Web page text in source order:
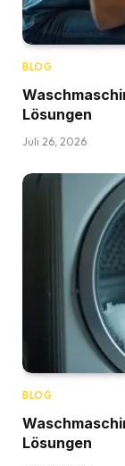
BLOG
Lösungen
Juli 26, 2026
BLOG
Lösungen